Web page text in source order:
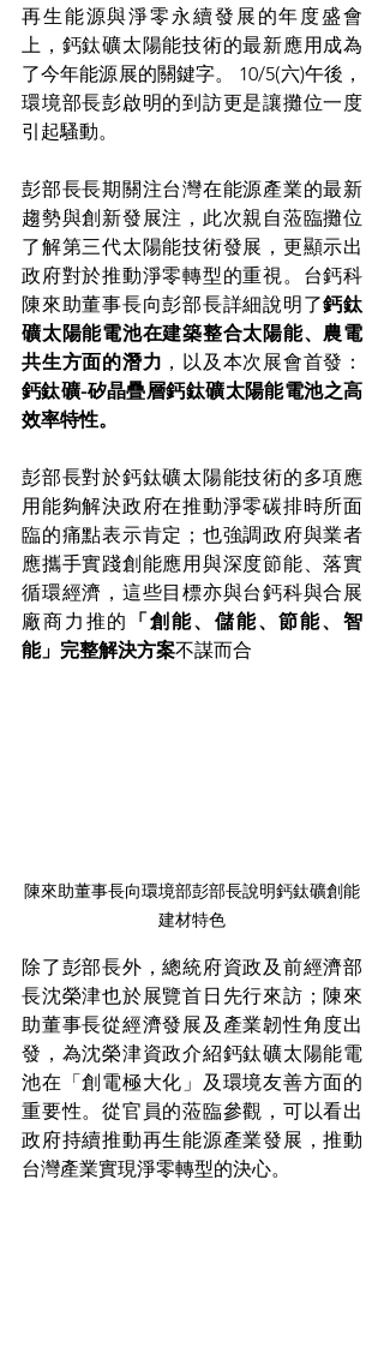
再生能源與淨零永續發展的年度盛會
上，鈣鈦礦太陽能技術的最新應用成為
了今年能源展的關鍵字。 10/5(六)午後，
環境部長彭啟明的到訪更是讓攤位一度
引起騷動。
彭部長長期關注台灣在能源產業的最新
趨勢與創新發展注，此次親自蒞臨攤位
了解第三代太陽能技術發展，更顯示出
政府對於推動淨零轉型的重視。台鈣科
陳來助董事長向彭部長詳細說明了鈣鈦
礦太陽能電池在建築整合太陽能、農電
共生方面的潛力 ，以及本次展會首發：
鈣鈦礦-矽晶疊層鈣鈦礦太陽能電池之高
效率特性。
彭部長對於鈣鈦礦太陽能技術的多項應
用能夠解決政府在推動淨零碳排時所面
臨的痛點表示肯定；也強調政府與業者
應攜手實踐創能應用與深度節能、落實
循環經濟，這些目標亦與台鈣科與合展
廠商力推的
「創能、儲能、節能、智
能」完整解決方案不謀而合
陳來助董事長向環境部彭部長說明鈣鈦礦創能
建材特色
除了彭部長外，總統府資政及前經濟部
長沈榮津也於展覽首日先行來訪；陳來
助董事長從經濟發展及產業韌性角度出
發，為沈榮津資政介紹鈣鈦礦太陽能電
池在「創電極大化」及環境友善方面的
重要性。從官員的蒞臨參觀，可以看出
政府持續推動再生能源產業發展，推動
台灣產業實現淨零轉型的決心。